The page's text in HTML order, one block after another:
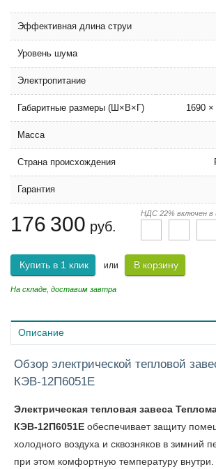
Эффективная длина струи
Уровень шума
Электропитание
Габаритные размеры (Ш×В×Г) 1690
Масса
Страна происхождения
Гарантия
176 300 руб.
НДС 22% включен в
Купить в 1 клик или В корзину
На складе, доставим завтра
Описание
Обзор электрической тепловой
КЭВ-12П6051Е
Электрическая тепловая завеса
КЭВ-12П6051Е обеспечивает защиту
холодного воздуха и сквозняков в зимний
при этом комфортную температуру